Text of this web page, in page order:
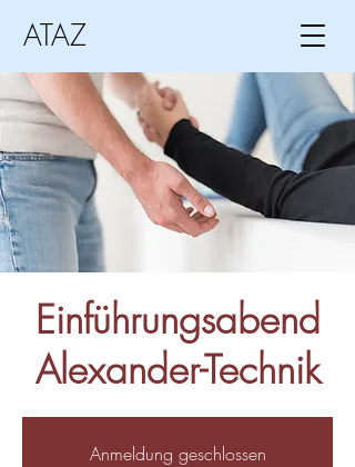
ATAZ
Einführungsabend
Alexander-Technik
Anmeldung geschlossen